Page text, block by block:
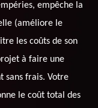
empêche la
(améliore le
les coûts de son
à faire une
sans frais. Votre
le coût total des